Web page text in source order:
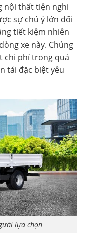
nội thất tiện nghi
sự chú ý lớn đối
tiết kiệm nhiên
xe này. Chúng
chi phí trong quá
tải đặc biệt yêu
lựa chọn